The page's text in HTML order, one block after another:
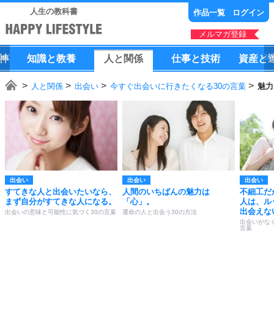
人生の教科書 作品一覧 ログイン
メルマガ登録
知識と教養 人 と 関係 仕事と技術 資産と
人と関係 出会い 今すぐ出会いに行きたくなる30の言葉 魅
出会い
すてきな人と出会いたいなら、
まず自分がすてきな人になる。
出会いの意味と可能性に気づく30の言葉
出会い
人間のいちばんの魅力は
「心」。
運命の人と出会う30の方法
出会い
不細工だ
人は、
出会えな
出会いがな
言葉